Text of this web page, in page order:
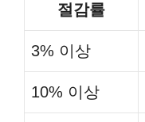
절감률
3% 이상
10% 이상